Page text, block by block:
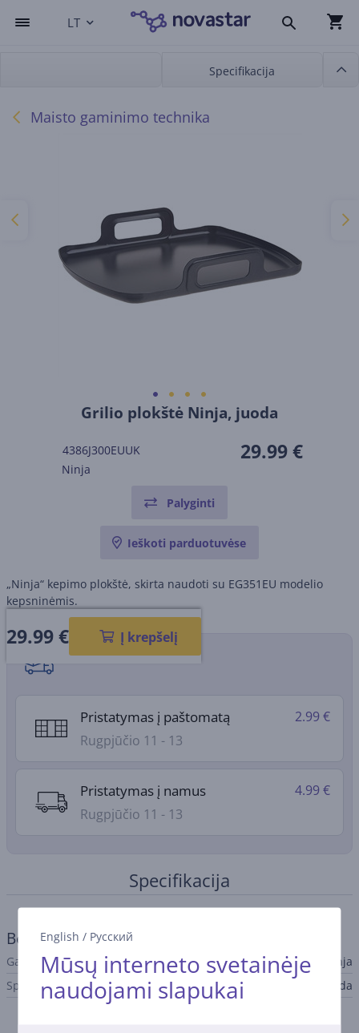
English / Русский
Mūsų interneto svetainėje
naudojami slapukai
LT
Specifikacija
Maisto gaminimo technika
Grilio plokštė Ninja, juoda
4386J300EUUK
Ninja
29.99 €
Palyginti
Ieškoti parduotuvėse
„Ninja“ kepimo plokštė, skirta naudoti su EG351EU modelio
kepsninėmis.
29.99€ Į krepšelį
Pristatymo būdai
Pristatymas į paštomatą
Rugpjūčio 11 - 13
2.99 €
Pristatymas į namus
Rugpjūčio 11 - 13
4.99 €
Specifikacija
Bendri parametrai
Gamintojas
Ninja
Spalva
Juoda